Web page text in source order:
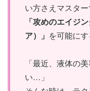
い方さえマスタ
「攻めのエイジ
ア）」 を可能に
「最近、液体の
い…」